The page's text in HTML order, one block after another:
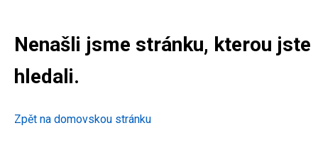
Nenašli jsme stránku, kterou jste
hledali.
Zpět na domovskou stránku